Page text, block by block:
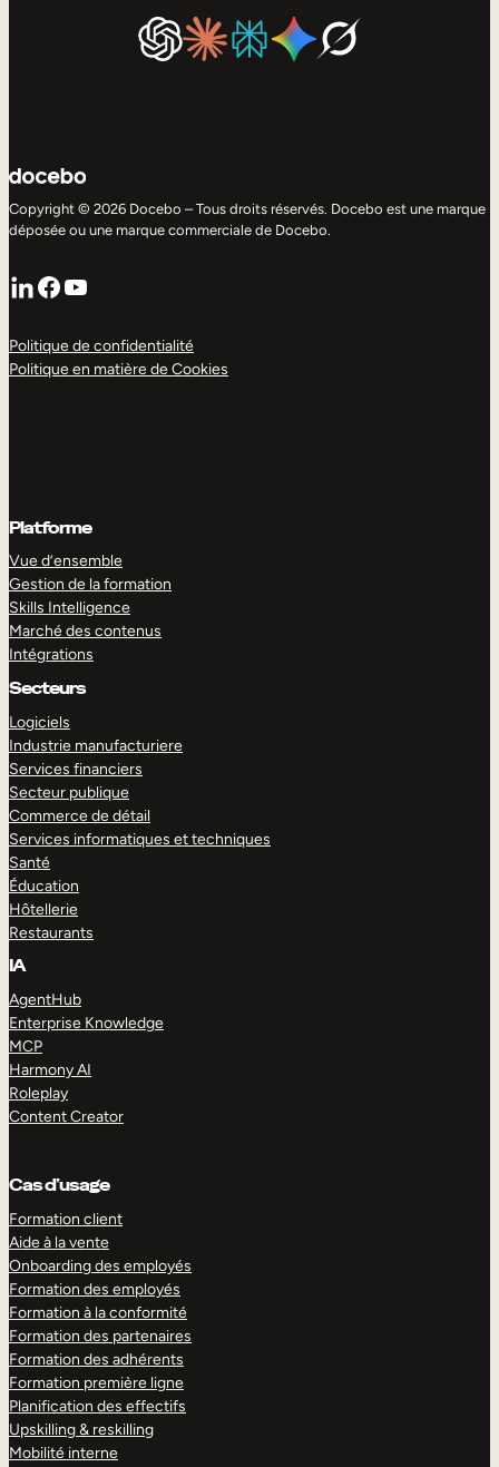
Copyright © 2026 Docebo – Tous droits réservés. Docebo est une marque
déposée ou une marque commerciale de Docebo.
LinkedIn
Facebook
YouTube
Politique de confidentialité
Politique en matière de Cookies
Platforme
Vue d’ensemble
Gestion de la formation
Skills Intelligence
Marché des contenus
Intégrations
Secteurs
Logiciels
Industrie manufacturiere
Services financiers
Secteur publique
Commerce de détail
Services informatiques et techniques
Santé
Éducation
Hôtellerie
Restaurants
IA
AgentHub
Enterprise Knowledge
MCP
Harmony AI
Roleplay
Content Creator
Cas d’usage
Formation client
Aide à la vente
Onboarding des employés
Formation des employés
Formation à la conformité
Formation des partenaires
Formation des adhérents
Formation première ligne
Planification des effectifs
Upskilling & reskilling
Mobilité interne